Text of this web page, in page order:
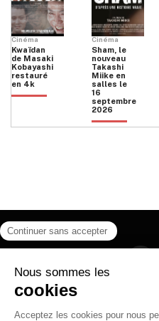
Cinéma
Kwaïdan
de Masaki
Kobayashi
restauré
en 4k
Cinéma
Sham, le
nouveau
Takashi
Miike en
salles le
16
septembre
2026